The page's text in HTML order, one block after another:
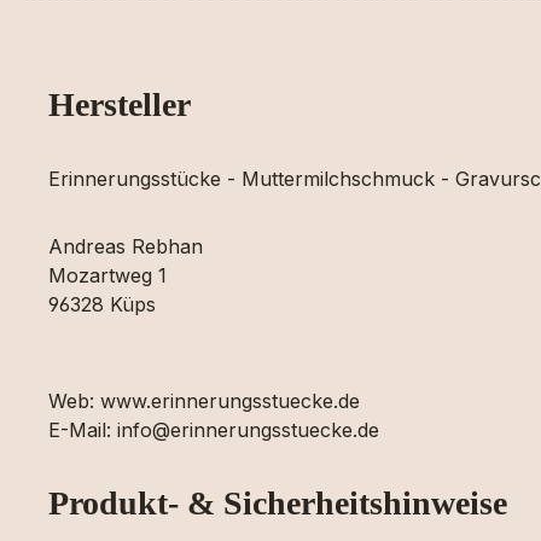
Hersteller
Erinnerungsstücke - Muttermilchschmuck -
Andreas Rebhan
Mozartweg 1
96328 Küps
Web: www.erinnerungsstuecke.de
E-Mail: info@erinnerungsstuecke.de
Produkt- & Sicherheitshinweise